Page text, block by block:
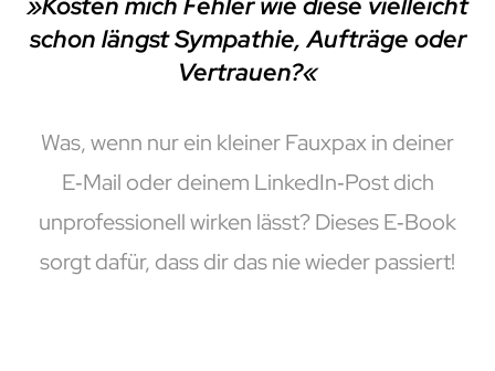
schon längst Sympathie, Aufträge oder
Vertrauen?«
Was, wenn nur ein kleiner Fauxpax in deiner
E‑Mail oder deinem LinkedIn‑Post dich
unprofessionell wirken lässt? Dieses E‑Book
sorgt dafür, dass dir das nie wieder passiert!